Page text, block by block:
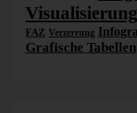
Visualisierung
FAZ Verzerrung
Grafische Tabellen